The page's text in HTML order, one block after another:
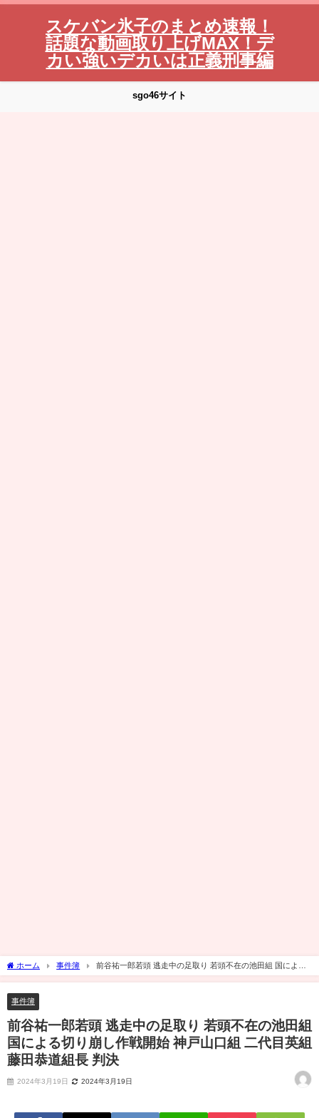
スケバン氷子のまとめ速報！
話題な動画取り上げMAX！デ
カい強いデカいは正義刑事編
sgo46サイト
ホーム 事件簿
前谷祐一郎若頭 逃走中の足取り 若頭不在の池田組 国による
切り崩し作戦開始 神戸山口組 二代目英組 藤田恭道組長 判決
事件簿
前谷祐一郎若頭 逃走中の足取り 若頭不在の池田組
国による切り崩し作戦開始 神戸山口組 二代目英組
藤田恭道組長 判決
2024年3月19日 2024年3月19日